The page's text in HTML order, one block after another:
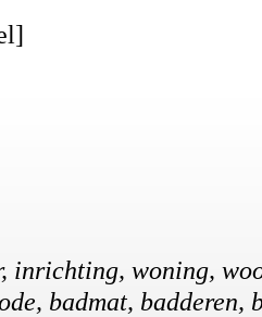
inrichting, woning,
badmat, badderen,